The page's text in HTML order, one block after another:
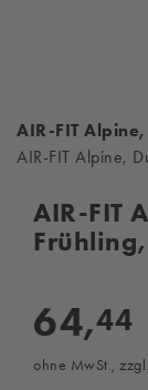
AIR-FIT
AIR-FIT Alpine,
AIR-FIT
64,44
ohne MwSt., zzgl.